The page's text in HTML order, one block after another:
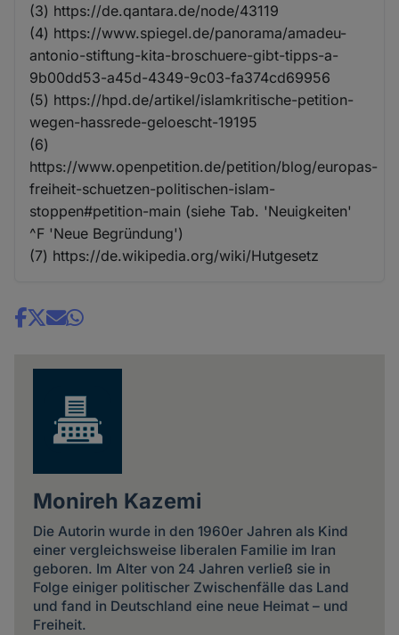
(3) https://de.qantara.de/node/43119
(4) https://www.spiegel.de/panorama/amadeu-
antonio-stiftung-kita-broschuere-gibt-tipps-a-
9b00dd53-a45d-4349-9c03-fa374cd69956
(5) https://hpd.de/artikel/islamkritische-petition-
wegen-hassrede-geloescht-19195
(6)
https://www.openpetition.de/petition/blog/europas-
freiheit-schuetzen-politischen-islam-
stoppen#petition-main (siehe Tab. 'Neuigkeiten'
^F 'Neue Begründung')
(7) https://de.wikipedia.org/wiki/Hutgesetz
Share
Monireh Kazemi
Die Autorin wurde in den 1960er Jahren als Kind
einer vergleichsweise liberalen Familie im Iran
geboren. Im Alter von 24 Jahren verließ sie in
Folge einiger politischer Zwischenfälle das Land
und fand in Deutschland eine neue Heimat – und
Freiheit.